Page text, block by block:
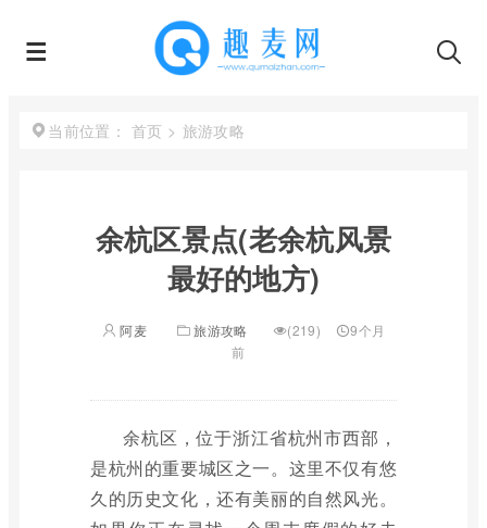
当前位置： 首页 > 旅游攻略
余杭区景点(老余杭风景
最好的地方)
阿麦 旅游攻略 (219)
9个月
前
余杭区，位于浙江省杭州市西部，
是杭州的重要城区之一。这里不仅有悠
久的历史文化，还有美丽的自然风光。